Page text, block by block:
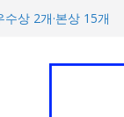
… 11일 ‘BMW 샵
탑재될 ‘큐레이션